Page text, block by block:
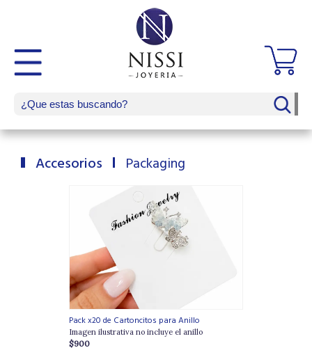
Accesorios Packaging
Pack x20 de Cartoncitos para Anillo
Imagen ilustrativa no incluye el anillo
$900